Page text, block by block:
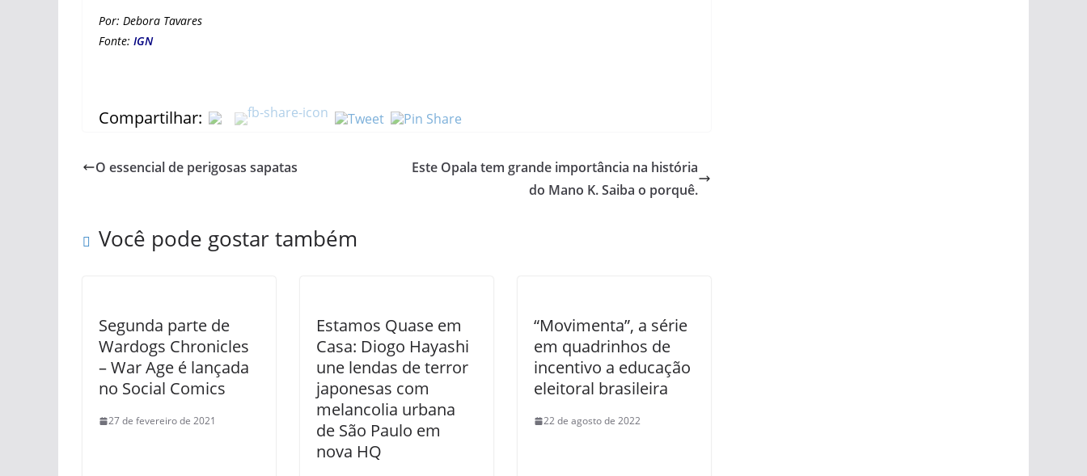
Por: Debora Tavares
Fonte: IGN
Compartilhar:
O essencial de perigosas sapatas
Este Opala tem grande importância na história
do Mano K. Saiba o porquê.
Você pode gostar também
Segunda parte de
Wardogs Chronicles
– War Age é lançada
no Social Comics
27 de fevereiro de 2021
Estamos Quase em
Casa: Diogo Hayashi
une lendas de terror
japonesas com
melancolia urbana
de São Paulo em
nova HQ
“Movimenta”, a série
em quadrinhos de
incentivo a educação
eleitoral brasileira
22 de agosto de 2022